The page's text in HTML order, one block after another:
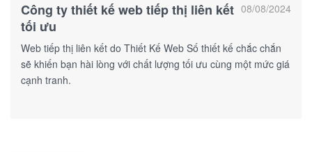
08/08/2024
Công ty thiết kế web tiếp thị liên kết
tối ưu
Web tiếp thị liên kết do Thiết Kế Web Số thiết kế chắc chắn
sẽ khiến bạn hài lòng với chất lượng tối ưu cùng một mức giá
cạnh tranh.